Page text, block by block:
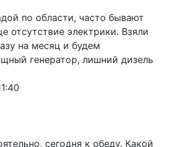
по области, часто бывают
отсутствие электрики. Взяли
на месяц и будем
генератор, лишний дизель
сегодня к обеду. Какой